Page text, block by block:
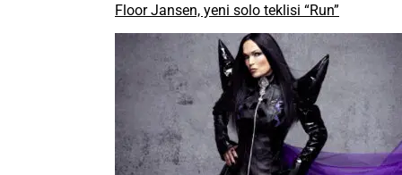
Floor Jansen, yeni solo teklisi “Run”